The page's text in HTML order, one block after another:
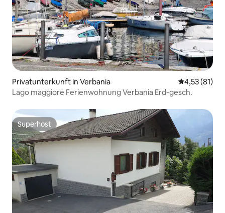
Privatunterkunft in Verbania
4,53 (81)
Lago maggiore Ferienwohnung Verbania Erd-gesch.
Superhost
Superhost